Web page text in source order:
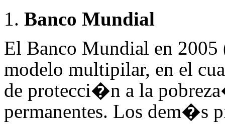
Banco Mundial
El Banco Mundial en
modelo multipilar, en el
de protecci�n a la
permanentes. Los dem�s